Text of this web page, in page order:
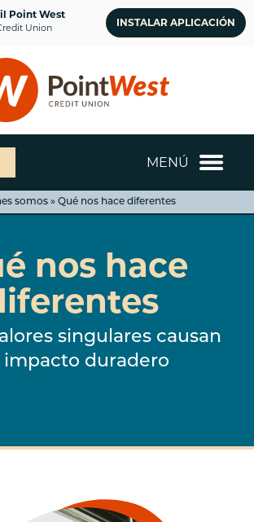
Point West
Union INSTALAR APLICACIÓN
¿Qué
podemos
ayudarte
a
MENÚ
somos » Qué nos hace diferentes
nos hace
singulares causan
impacto duradero